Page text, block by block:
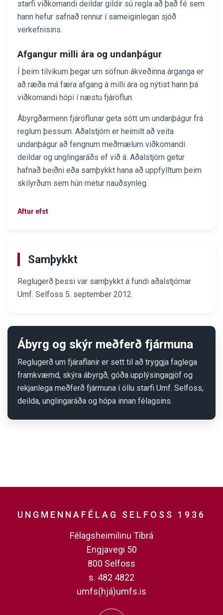
starfi viðkomandi deildar gildir sú regla að það fé sem
hann hefur safnað rennur í sameiginlegan sjóð
verkefnisins.
Afgangur milli ára og undanþágur
Í þeim tilvikum þegar um söfnun ákveðinna árganga er
að ræða má færa afgang á milli ára og nýtist hann þá
viðkomandi hópi í næstu fjáröflun.
Ábyrgðarmenn fjáröflunar geta sótt um undanþágur frá
reglum þessum. Aðalstjórn er heimilt að veita
undanþágur að fengnum meðmælum viðkomandi
deildar og unglingaráðs ef við á. Aðalstjórn getur
hafnað beiðni eða samþykkt hana að uppfylltum þeim
skilyrðum sem hún metur nauðsynleg.
Aftur efst
Samþykkt
Reglugerð þessi var samþykkt á fundi aðalstjórnar
Umf. Selfoss 5. september 2012.
Ábyrg og skýr meðferð fjármuna
Reglugerð um fjáraflanir er sett til að tryggja faglega
framkvæmd, skýra ábyrgð, góða upplýsingagjöf og
rekjanlega meðferð fjármuna í öllu starfi Umf. Selfoss,
deilda, unglingaráða og hópa innan félagsins.
UNGMENNAFÉLAG SELFOSS 1936
Félagsheimilinu Tíbrá
Engjavegi 50
800 Selfoss
s. 482 4822
umfs(hjá)umfs.is